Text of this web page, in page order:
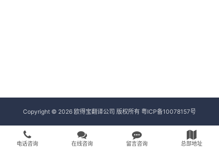
Copyright © 2026 欧得宝翻译公司 版权所有 粤ICP备10078157号
电话咨询 在线咨询 留言咨询 总部地址